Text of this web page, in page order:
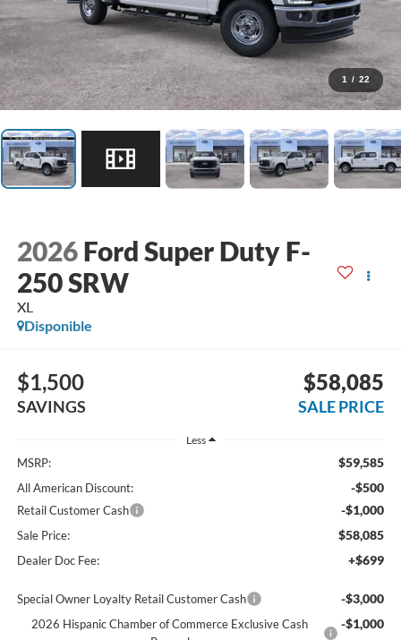
1 / 22
2026 Ford Super Duty F-
250 SRW
XL
Disponible
$1,500
SAVINGS
$58,085
SALE PRICE
Less
MSRP: $59,585
All American Discount: -$500
Retail Customer Cash -$1,000
Sale Price: $58,085
Dealer Doc Fee: +$699
Special Owner Loyalty Retail Customer Cash -$3,000
2026 Hispanic Chamber of Commerce Exclusive Cash
-$1,000